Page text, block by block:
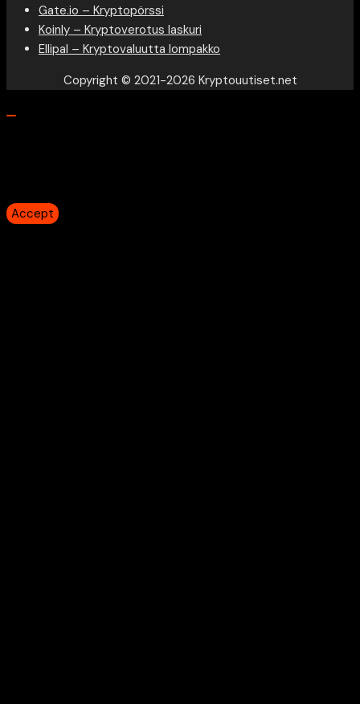
Gate.io – Kryptopörssi
Koinly – Kryptoverotus laskuri
Ellipal – Kryptovaluutta lompakko
Copyright © 2021-2026 Kryptouutiset.net
Accept